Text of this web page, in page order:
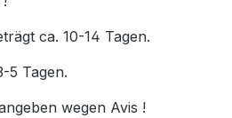
ca. 10-14 Tagen.
5 Tagen.
wegen Avis !